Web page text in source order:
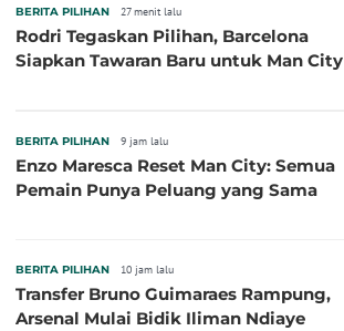
BERITA PILIHAN 27 menit lalu
Rodri Tegaskan Pilihan, Barcelona
Siapkan Tawaran Baru untuk Man City
BERITA PILIHAN 9 jam lalu
Enzo Maresca Reset Man City: Semua
Pemain Punya Peluang yang Sama
BERITA PILIHAN 10 jam lalu
Transfer Bruno Guimaraes Rampung,
Arsenal Mulai Bidik Iliman Ndiaye